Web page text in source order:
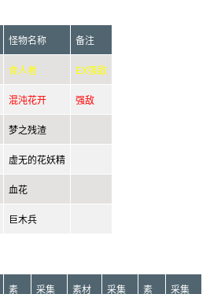
怪物名称 备注
食人者 EX强敌
混沌花开 强敌
梦之残渣
虚无的花妖精
血花
巨木兵
素
采集
素材
采集
素
采集